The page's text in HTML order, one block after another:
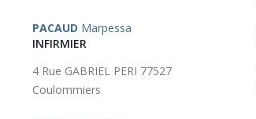
PACAUD Marpessa
INFIRMIER
4 Rue GABRIEL PERI 77527
Coulommiers